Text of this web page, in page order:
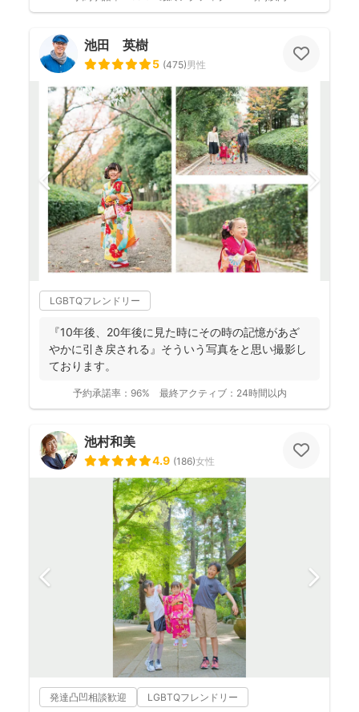
池田 英樹
5 (475)男性
LGBTQフレンドリー
『10年後、20年後に見た時にその時の記憶があざ
やかに引き戻される』そういう写真をと思い撮影し
ております。
予約承諾率： 96% 最終アクティブ： 24時間以内
池村和美
4.9 (186)女性
発達凸凹相談歓迎 LGBTQフレンドリー